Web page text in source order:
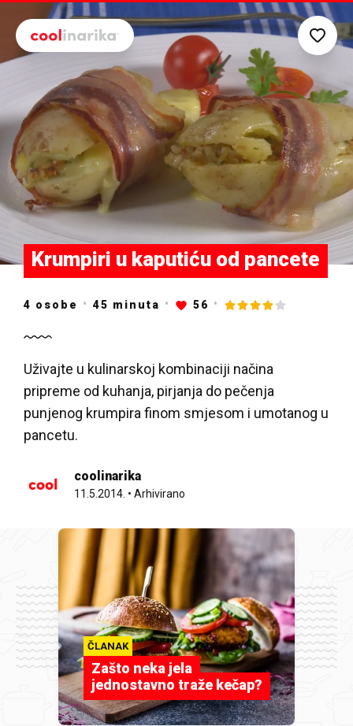
Preskoči na glavni sadržaj
Krumpiri u kaputiću od pancete
4 osobe 45 minuta 56
Uživajte u kulinarskoj kombinaciji načina
pripreme od kuhanja, pirjanja do pečenja
punjenog krumpira finom smjesom i umotanog u
pancetu.
coolinarika
11.5.2014. • Arhivirano
ČLANAK
Zašto neka jela
jednostavno traže kečap?